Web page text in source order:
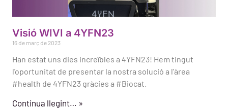
Visió WIVI a 4YFN23
16 de març de 2023
Han estat uns dies increïbles a 4YFN23! Hem tingut
l'oportunitat de presentar la nostra solució a l'àrea
#health de 4YFN23 gràcies a #Biocat.
Continua llegint… »